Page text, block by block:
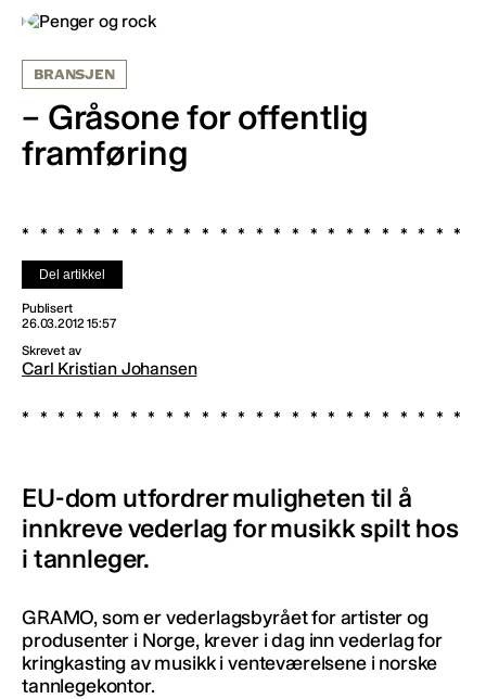
BRANSJEN
– Gråsone for offentlig
framføring
Del artikkel
Publisert
26.03.2012 15:57
Skrevet av
Carl Kristian Johansen
EU-dom utfordrer muligheten til å
innkreve vederlag for musikk spilt hos
i tannleger.
GRAMO, som er vederlagsbyrået for artister og
produsenter i Norge, krever i dag inn vederlag for
kringkasting av musikk i venteværelsene i norske
tannlegekontor.